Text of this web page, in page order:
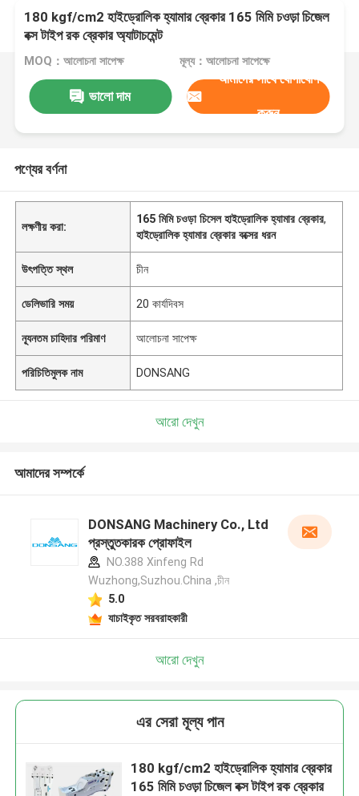
180 kgf/cm2 হাইড্রোলিক হ্যামার ব্রেকার 165 মিমি চওড়া চিজেল
বক্স টাইপ রক ব্রেকার অ্যাটাচমেন্ট
MOQ：আলোচনা সাপেক্ষ মূল্য：আলোচনা সাপেক্ষে
ভালো দাম
আমাদের সাথে যোগাযোগ
করুন
পণ্যের বর্ণনা
লক্ষণীয় করা:
165 মিমি চওড়া চিসেল হাইড্রোলিক হ্যামার ব্রেকার,
হাইড্রোলিক হ্যামার ব্রেকার বক্সের ধরন
উৎপত্তি স্থল চীন
ডেলিভারি সময় 20 কার্যদিবস
ন্যূনতম চাহিদার পরিমাণ আলোচনা সাপেক্ষ
পরিচিতিমুলক নাম DONSANG
আরো দেখুন
আমাদের সম্পর্কে
DONSANG Machinery Co., Ltd
প্রস্তুতকারক প্রোফাইল
NO.388 Xinfeng Rd
Wuzhong,Suzhou.China ,চীন
5.0
যাচাইকৃত সরবরাহকারী
আরো দেখুন
এর সেরা মূল্য পান
180 kgf/cm2 হাইড্রোলিক হ্যামার ব্রেকার
165 মিমি চওড়া চিজেল বক্স টাইপ রক ব্রেকার